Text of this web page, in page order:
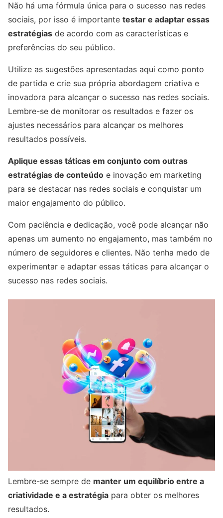
Não há uma fórmula única para o sucesso nas redes
sociais, por isso é importante testar e adaptar essas
estratégias de acordo com as características e
preferências do seu público.
Utilize as sugestões apresentadas aqui como ponto
de partida e crie sua própria abordagem criativa e
inovadora para alcançar o sucesso nas redes sociais.
Lembre-se de monitorar os resultados e fazer os
ajustes necessários para alcançar os melhores
resultados possíveis.
Aplique essas táticas em conjunto com outras
estratégias de conteúdo e inovação em marketing
para se destacar nas redes sociais e conquistar um
maior engajamento do público.
Com paciência e dedicação, você pode alcançar não
apenas um aumento no engajamento, mas também no
número de seguidores e clientes. Não tenha medo de
experimentar e adaptar essas táticas para alcançar o
sucesso nas redes sociais.
Lembre-se sempre de manter um equilíbrio entre a
criatividade e a estratégia para obter os melhores
resultados.